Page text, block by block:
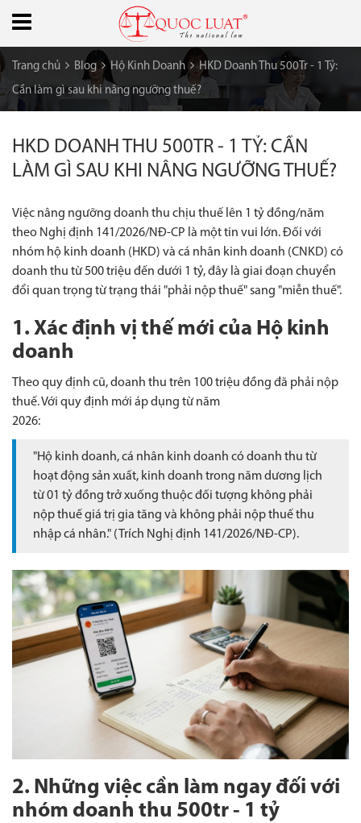
Trang chủ Blog Hộ Kinh Doanh
HKD Doanh Thu 500Tr - 1 Tỷ:
Cần làm gì sau khi nâng ngưỡng thuế?
HKD DOANH THU 500TR - 1 TỶ: CẦN
LÀM GÌ SAU KHI NÂNG NGƯỠNG THUẾ?
Việc nâng ngưỡng doanh thu chịu thuế lên 1 tỷ đồng/năm
theo Nghị định 141/2026/NĐ-CP là một tin vui lớn. Đối với
nhóm hộ kinh doanh (HKD) và cá nhân kinh doanh (CNKD) có
doanh thu từ 500 triệu đến dưới 1 tỷ, đây là giai đoạn chuyển
đổi quan trọng từ trạng thái "phải nộp thuế" sang "miễn thuế".
1. Xác định vị thế mới của Hộ kinh
doanh
Theo quy định cũ, doanh thu trên 100 triệu đồng đã phải nộp
thuế. Với quy định mới áp dụng từ năm
2026:
"Hộ kinh doanh, cá nhân kinh doanh có doanh thu từ
hoạt động sản xuất, kinh doanh trong năm dương lịch
từ 01 tỷđồng trở xuống thuộc đối tượng không phải
nộp thuế giá trị gia tăng và không phải nộp thuế thu
nhập cá nhân." (Trích Nghị định 141/2026/NĐ-CP).
2. Những việc cần làm ngay đối với
nhóm doanh thu 500tr - 1 tỷ